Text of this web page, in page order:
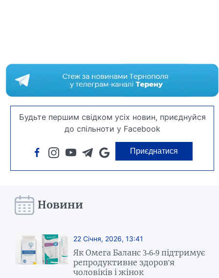
Будьте першим свідком усіх новин, приєднуйся
до спільноти у Facebook
Приєднатися
Новини
22 Січня, 2026, 13:41
Як Омега Баланс 3-6-9 підтримує
репродуктивне здоров'я
чоловіків і жінок